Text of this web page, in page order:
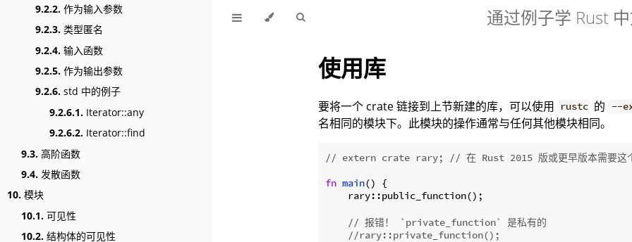
9.2.2. 作为输入参数
9.2.3. 类型匿名
9.2.4. 输入函数
9.2.5. 作为输出参数
9.2.6. std 中的例子
9.2.6.1. Iterator::any
9.2.6.2. Iterator::find
9.3. 高阶函数
9.4. 发散函数
10. 模块
10.1. 可见性
10.2. 结构体的可见性
通过例子学 Rust
使用库
要将一个 crate 链接到上节新建的库，可以使用 rustc 的 --
名相同的模块下。此模块的操作通常与任何其他模块相同。
// extern crate rary; // 在 Rust 2015 版或更早版本需要这个
fn main() {
    rary::public_function();
// 报错！ `private_function` 是私有的
//rary::private_function();